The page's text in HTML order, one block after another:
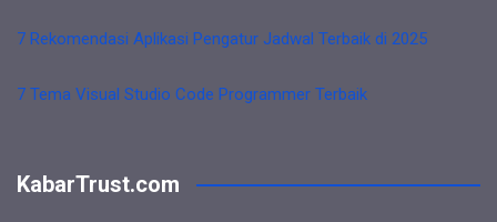
7 Rekomendasi Aplikasi Pengatur Jadwal Terbaik di 2025
7 Tema Visual Studio Code Programmer Terbaik
KabarTrust.com